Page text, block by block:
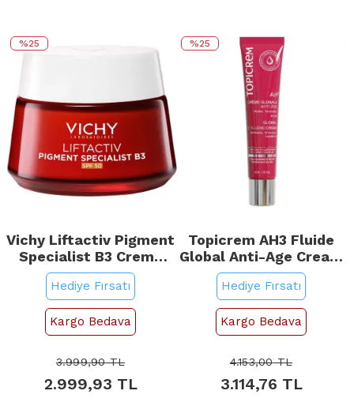
%25
Vichy Liftactiv Pigment
Specialist B3 Creme
SPF 50 - Leke Karşıtı
Gündüz Kremi 50ml
Hediye Fırsatı
Kargo Bedava
3.999,90TL
2.999,93 TL
%25
Topicrem AH3 Fluide
Global Anti-Age Cream
- Yaşlanma Karşıtı
Krem 40ml
Hediye Fırsatı
Kargo Bedava
4.153,00TL
3.114,76 TL